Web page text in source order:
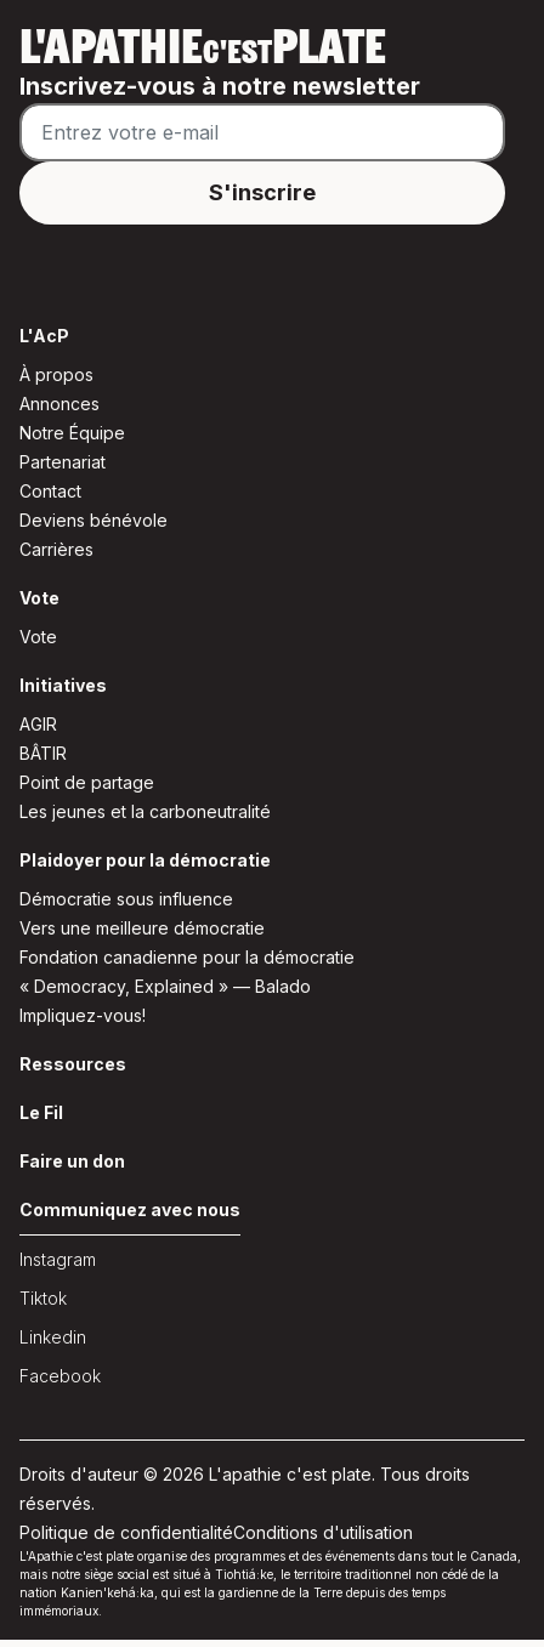
L'APATHIEC'ESTPLATE
Inscrivez-vous à notre newsletter
L'AcP
À propos
Annonces
Notre Équipe
Partenariat
Contact
Deviens bénévole
Carrières
Vote
Vote
Initiatives
AGIR
BÂTIR
Point de partage
Les jeunes et la carboneutralité
Plaidoyer pour la démocratie
Démocratie sous influence
Vers une meilleure démocratie
Fondation canadienne pour la démocratie
« Democracy, Explained » — Balado
Impliquez-vous!
Ressources
Le Fil
Faire un don
Communiquez avec nous
Instagram
Tiktok
Linkedin
Facebook
Droits d'auteur © 2026 L'apathie c'est plate. Tous droits
réservés.
Politique de confidentialitéConditions d'utilisation
L'Apathie c'est plate organise des programmes et des événements dans tout le Canada,
mais notre siège social est situé à Tiohtiá:ke, le territoire traditionnel non cédé de la
nation Kanien'kehá:ka, qui est la gardienne de la Terre depuis des temps
immémoriaux.